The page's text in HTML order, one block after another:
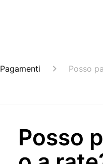
Pagamenti Posso
Posso